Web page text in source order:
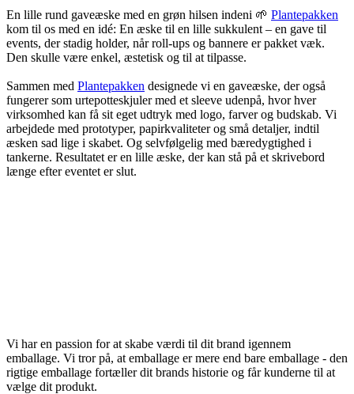
En lille rund gaveæske med en grøn hilsen indeni 🌱 Plantepakken
kom til os med en idé: En æske til en lille sukkulent – en gave til
events, der stadig holder, når roll-ups og bannere er pakket væk.
Den skulle være enkel, æstetisk og til at tilpasse.
Sammen med Plantepakken designede vi en gaveæske, der også
fungerer som urtepotteskjuler med et sleeve udenpå, hvor hver
virksomhed kan få sit eget udtryk med logo, farver og budskab. Vi
arbejdede med prototyper, papirkvaliteter og små detaljer, indtil
æsken sad lige i skabet. Og selvfølgelig med bæredygtighed i
tankerne. Resultatet er en lille æske, der kan stå på et skrivebord
længe efter eventet er slut.
Vi har en passion for at skabe værdi til dit brand igennem
emballage. Vi tror på, at emballage er mere end bare emballage - den
rigtige emballage fortæller dit brands historie og får kunderne til at
vælge dit produkt.